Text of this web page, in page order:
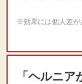
※効果には個人差が
「ヘルニ